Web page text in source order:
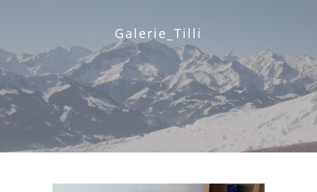
Galerie_Tilli